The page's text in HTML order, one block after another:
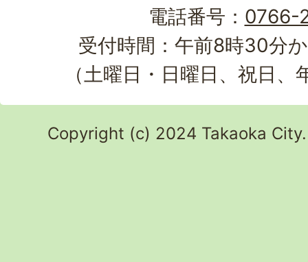
電話番号： 0766-
受付時間：午前8時30分
（土曜日・日曜日、祝日
Copyright (c) 2024 Takaoka